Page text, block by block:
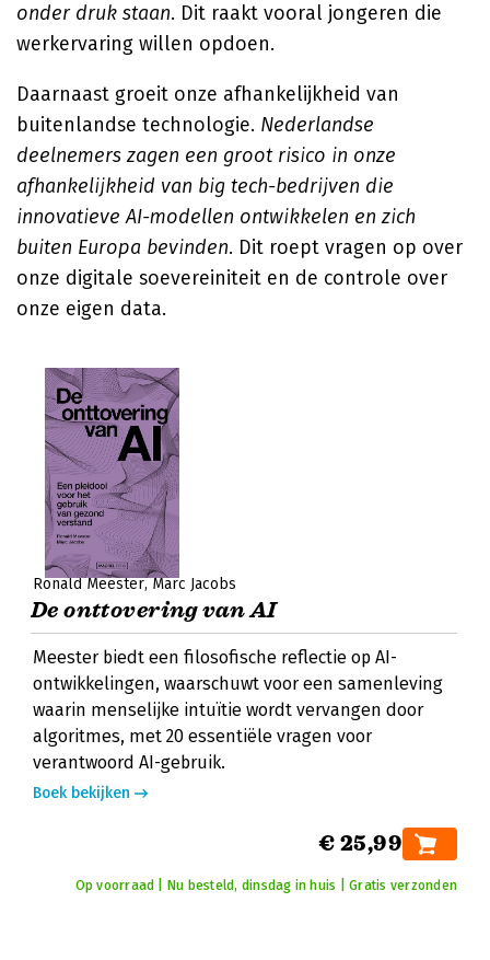
onder druk staan. Dit raakt vooral jongeren die
werkervaring willen opdoen.
Daarnaast groeit onze afhankelijkheid van
buitenlandse technologie. Nederlandse
deelnemers zagen een groot risico in onze
afhankelijkheid van big tech-bedrijven die
innovatieve AI-modellen ontwikkelen en zich
buiten Europa bevinden. Dit roept vragen op over
onze digitale soevereiniteit en de controle over
onze eigen data.
Ronald Meester Marc Jacobs
De onttovering van AI
Meester biedt een filosofische reflectie op AI-
ontwikkelingen, waarschuwt voor een samenleving
waarin menselijke intuïtie wordt vervangen door
algoritmes, met 20 essentiële vragen voor
verantwoord AI-gebruik.
Boek bekijken
€ 25,99
Op voorraad | Nu besteld, dinsdag in huis | Gratis verzonden